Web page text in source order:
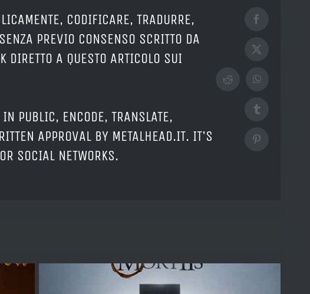
CODIFICARE, TRADURRE,
PREVIO CONSENSO SCRITTO DA
A QUESTO ARTICOLO SUI
PUBLIC, ENCODE, TRANSLATE,
APPROVAL BY METALHEAD.IT. IT'S
SOCIAL NETWORKS.
Facebook
X
RedditWhatsApp
Tumblr
Pinterest